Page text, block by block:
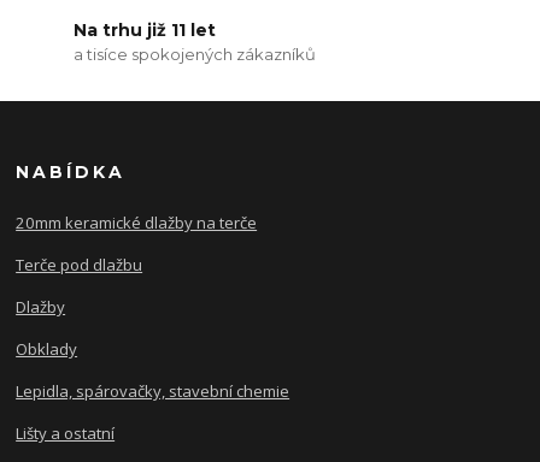
Na trhu již 11 let
a tisíce spokojených zákazníků
NABÍDKA
20mm keramické dlažby na terče
Terče pod dlažbu
Dlažby
Obklady
Lepidla, spárovačky, stavební chemie
Lišty a ostatní